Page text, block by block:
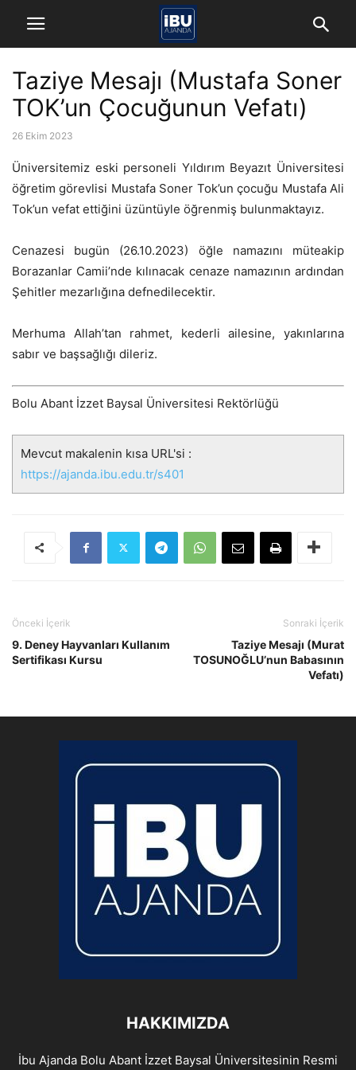
Taziye Mesajı (Mustafa Soner
TOK’un Çocuğunun Vefatı)
26 Ekim 2023
Üniversitemiz eski personeli Yıldırım Beyazıt Üniversitesi
öğretim görevlisi Mustafa Soner Tok’un çocuğu Mustafa Ali
Tok’un vefat ettiğini üzüntüyle öğrenmiş bulunmaktayız.
Cenazesi bugün (26.10.2023) öğle namazını müteakip
Borazanlar Camii’nde kılınacak cenaze namazının ardından
Şehitler mezarlığına defnedilecektir.
Merhuma Allah’tan rahmet, kederli ailesine, yakınlarına
sabır ve başsağlığı dileriz.
Bolu Abant İzzet Baysal Üniversitesi Rektörlüğü
Mevcut makalenin kısa URL'si :
https://ajanda.ibu.edu.tr/s401
Önceki İçerik
9. Deney Hayvanları Kullanım
Sertifikası Kursu
Sonraki İçerik
Taziye Mesajı (Murat
TOSUNOĞLU’nun Babasının
Vefatı)
HAKKIMIZDA
İbu Ajanda Bolu Abant İzzet Baysal Üniversitesinin Resmi